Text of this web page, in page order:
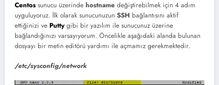
Centos sunucu üzerinde hostname değiştirebilmek için 4 adım
uyguluyoruz. İlk olarak sunucunuzun SSH bağlantısını aktif
ettiğinizi ve Putty gibi bir yazılım ile sunucunuz üzerine
bağlandığınızı varsayıyorum. Öncelikle aşağıdaki alanda bulunan
dosyayı bir metin editörü yardımı ile açmamız gerekmektedir.
/etc/sysconfig/network